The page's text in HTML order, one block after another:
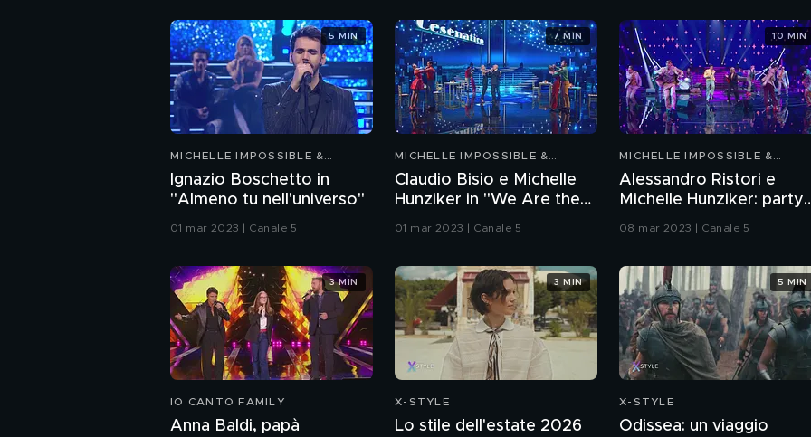
MICHELLE IMPOSSIBLE &
Ignazio Boschetto in
"Almeno tu nell'universo"
01 mar 2023 | Canale 5
5 MIN
MICHELLE IMPOSSIBLE &
Claudio Bisio e Michelle
Hunziker in "We Are the
Champions"
01 mar 2023 | Canale 5
7 MIN
MICHELLE IMPOSSIBLE &
Alessandro Ristori e
Michelle Hunziker: party
08 mar 2023 | Canale 5
10 MIN
IO CANTO FAMILY
Anna Baldi, papà
3 MIN
X-STYLE
Lo stile dell'estate 2026
3 MIN
X-STYLE
Odissea: un viaggio
5 MIN